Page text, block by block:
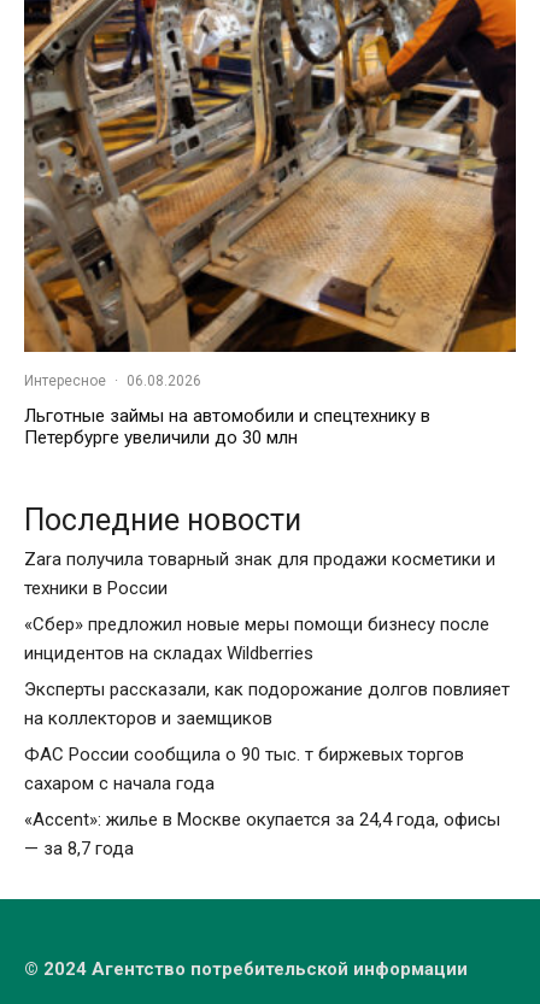
Интересное · 06.08.2026
Льготные займы на автомобили и спецтехнику в
Петербурге увеличили до 30 млн
Последние новости
Zara получила товарный знак для продажи косметики и
техники в России
«Сбер» предложил новые меры помощи бизнесу после
инцидентов на складах Wildberries
Эксперты рассказали, как подорожание долгов повлияет
на коллекторов и заемщиков
ФАС России сообщила о 90 тыс. т биржевых торгов
сахаром с начала года
«Accent»: жилье в Москве окупается за 24,4 года, офисы
— за 8,7 года
© 2024 Агентство потребительской информации